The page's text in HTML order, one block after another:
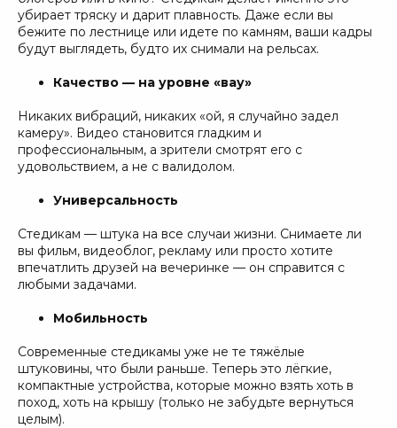
убирает тряску и дарит плавность. Даже если вы
бежите по лестнице или идете по камням, ваши кадры
будут выглядеть, будто их снимали на рельсах.
Качество — на уровне «вау»
Никаких вибраций, никаких «ой, я случайно задел
камеру». Видео становится гладким и
профессиональным, а зрители смотрят его с
удовольствием, а не с валидолом.
Универсальность
Стедикам — штука на все случаи жизни. Снимаете ли
вы фильм, видеоблог, рекламу или просто хотите
впечатлить друзей на вечеринке — он справится с
любыми задачами.
Мобильность
Современные стедикамы уже не те тяжёлые
штуковины, что были раньше. Теперь это лёгкие,
компактные устройства, которые можно взять хоть в
поход, хоть на крышу (только не забудьте вернуться
целым).